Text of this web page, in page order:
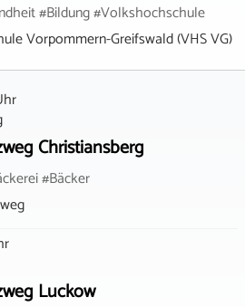
#Bildung #Volkshochschule
Vorpommern-Greifswald (VHS VG)
Christiansberg
#Bäcker
Luckow